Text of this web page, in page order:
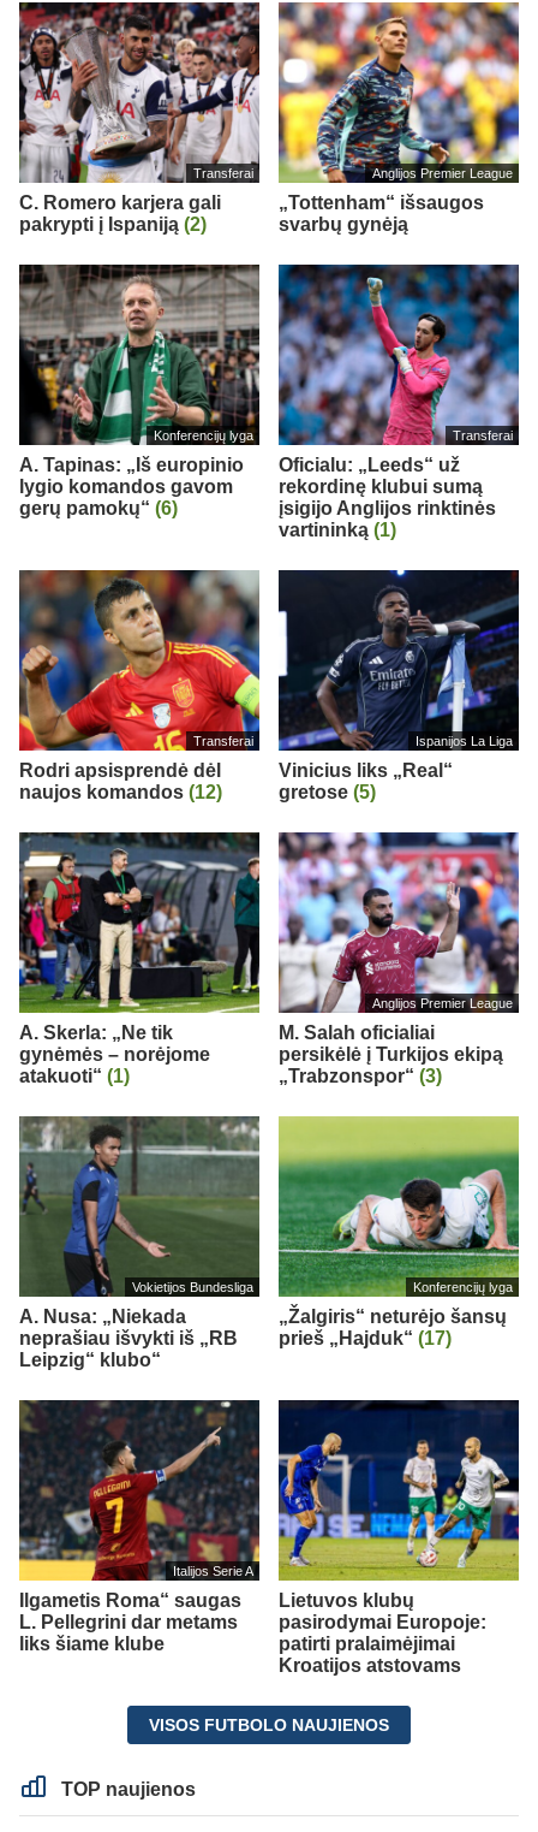
Transferai
C. Romero karjera gali
pakrypti į Ispaniją (2)
Anglijos Premier League
„Tottenham“ išsaugos
svarbų gynėją
Konferencijų lyga
A. Tapinas: „Iš europinio
lygio komandos gavom
gerų pamokų“ (6)
Transferai
Oficialu: „Leeds“ už
rekordinę klubui sumą
įsigijo Anglijos rinktinės
vartininką (1)
Transferai
Rodri apsisprendė dėl
naujos komandos (12)
Ispanijos La Liga
Vinicius liks „Real“
gretose (5)
A. Skerla: „Ne tik
gynėmės – norėjome
atakuoti“ (1)
Anglijos Premier League
M. Salah oficialiai
persikėlė į Turkijos ekipą
„Trabzonspor“ (3)
Vokietijos Bundesliga
A. Nusa: „Niekada
neprašiau išvykti iš „RB
Leipzig“ klubo“
Konferencijų lyga
„Žalgiris“ neturėjo šansų
prieš „Hajduk“ (17)
Italijos Serie A
Ilgametis Roma“ saugas
L. Pellegrini dar metams
liks šiame klube
Lietuvos klubų
pasirodymai Europoje:
patirti pralaimėjimai
Kroatijos atstovams
VISOS FUTBOLO NAUJIENOS
TOP naujienos